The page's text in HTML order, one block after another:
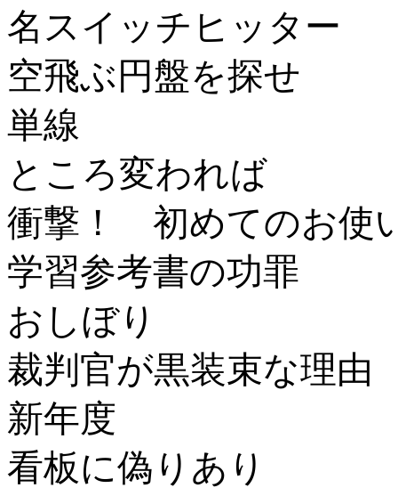
名スイッチヒッター
空飛ぶ円盤を探せ
単線
ところ変われば
衝撃！ 初めてのお使
学習参考書の功罪
おしぼり
裁判官が黒装束な理由
新年度
看板に偽りあり